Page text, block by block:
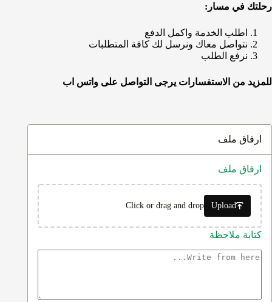
رحلتك في مسار:
اطلب الخدمة واكمل الدفع
نتواصل معاك ونرسل لك كافة المتطلبات
نرفع الطلب
للمزيد من الاستفسارات يرجى التواصل على واتس اب
ارفاق ملف
ارفاق ملف
Upload
Click or drag and drop
كتابة ملاحظة